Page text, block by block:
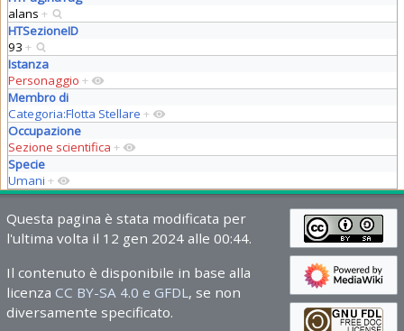
alans +
HTSezioneID
93 +
Istanza
Personaggio +
Membro di
Categoria:Flotta Stellare +
Occupazione
Sezione scientifica +
Specie
Umani +
Questa pagina è stata modificata per
l'ultima volta il 12 gen 2024 alle 00:44.
Il contenuto è disponibile in base alla
licenza CC BY-SA 4.0 e GFDL , se non
diversamente specificato.